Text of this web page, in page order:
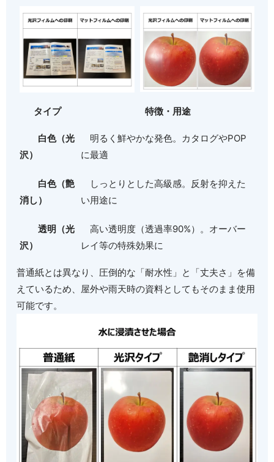
タイプ 特徴・用途
白色（光
沢）
明るく鮮やかな発色。カタログやPOP
に最適
白色（艶
消し）
しっとりとした高級感。反射を抑えた
い用途に
透明（光
沢）
高い透明度（透過率90%）。オーバー
レイ等の特殊効果に
普通紙とは異なり、圧倒的な「耐水性」と「丈夫さ」を備
えているため、屋外や雨天時の資料としてもそのまま使用
可能です。